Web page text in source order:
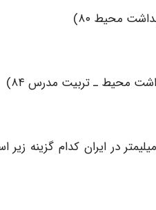
در ایران کدام گزینه زیر